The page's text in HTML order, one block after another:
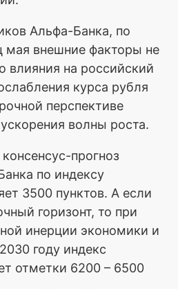
Альфа-Банка, по
мая внешние факторы не
влияния на российский
курса рубля
перспективе
волны роста.
прогноз
по индексу
3500 пунктов. А если
горизонт, то при
инерции экономики и
году индекс
отметки 6200 – 6500